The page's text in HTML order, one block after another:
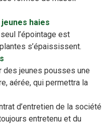
haies
l’épointage est
s’épaississent.
des jeunes pousses une
aérée, qui permettra la
d’entretien de la société
entretenu et du